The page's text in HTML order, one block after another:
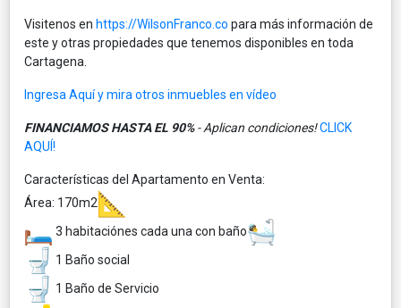
Visitenos en https://WilsonFranco.co para más información de
este y otras propiedades que tenemos disponibles en toda
Cartagena.
Ingresa Aquí y mira otros inmuebles en vídeo
FINANCIAMOS HASTA EL 90%- Aplican condiciones!CLICK
AQUÍ!
Características del Apartamento en Venta:
Área: 170m2
3 habitaciónes cada una con baño
1 Baño social
1 Baño de Servicio